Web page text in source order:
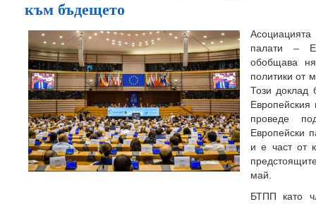
към бъдещето
палати –
обобщава
политики от
Този доклад
проведе
Европейски
и е част от
май.
БТПП като